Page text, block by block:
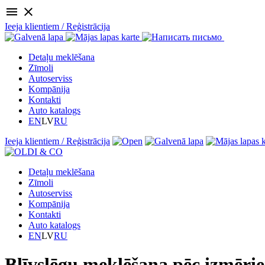
menu close
Ieeja klientiem / Reģistrācija
Detaļu meklēšana
Zīmoli
Autoserviss
Kompānija
Kontakti
Auto katalogs
ENLVRU
Ieeja klientiem / Reģistrācija
Detaļu meklēšana
Zīmoli
Autoserviss
Kompānija
Kontakti
Auto katalogs
ENLVRU